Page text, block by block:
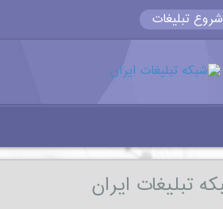
شروع تبلیغات
تبلیغات ایران